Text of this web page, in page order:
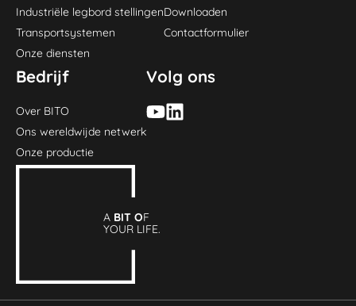
Industriële legbord stellingen
Transportsystemen
Onze diensten
Downloaden
Contactformulier
Bedrijf
Over BITO
Ons wereldwijde netwerk
Onze productie
Volg ons
A BIT OF
YOUR LIFE.